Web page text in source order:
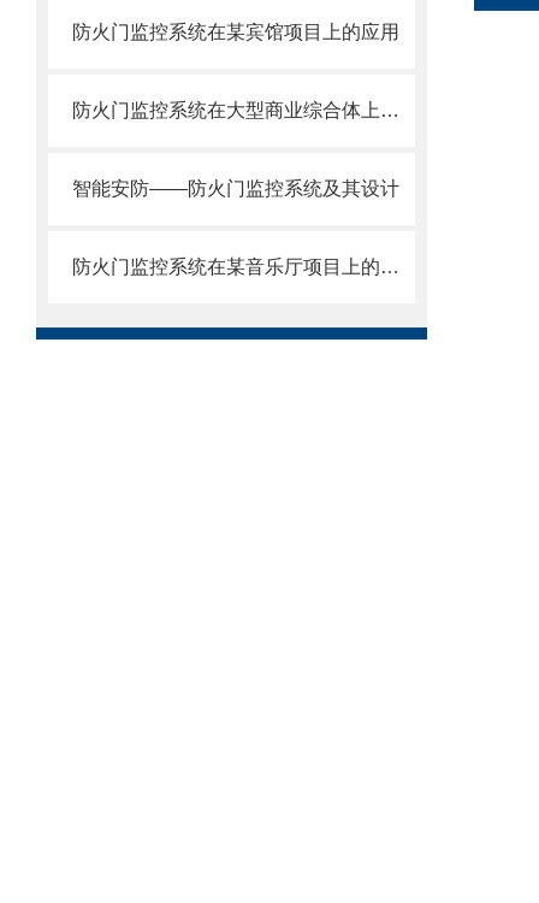
防火门监控系统在某宾馆项目上的应用
防火门监控系统在大型商业综合体上的应用
智能安防——防火门监控系统及其设计
防火门监控系统在某音乐厅项目上的应用